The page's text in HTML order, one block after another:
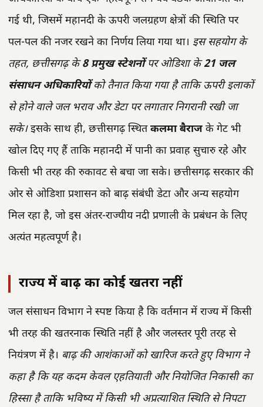
गई थी, जिसमें महानदी के ऊपरी जलग्रहण क्षेत्रों की स्थिति पर
पल-पल की नजर रखने का निर्णय लिया गया था। इस सहयोग के
तहत, छत्तीसगढ़ के8 प्रमुख स्टेशनोंपर ओडिशा के21 जल
संसाधन अधिकारियोंको तैनात किया गया है ताकि ऊपरी इलाकों
से होने वाले जल भराव और डेटा पर लगातार निगरानी रखी जा
सके।इसके साथ ही, छत्तीसगढ़ स्थितकलमा बैराज के गेट भी
खोल दिए गए हैं ताकि महानदी में पानी का प्रवाह सुचारु रहे और
किसी भी तरह की रुकावट से बचा जा सके। छत्तीसगढ़ सरकार की
ओर से ओडिशा प्रशासन को बाढ़ संबंधी डेटा और अन्य सहयोग
मिल रहा है, जो इस अंतर-राज्यीय नदी प्रणाली के प्रबंधन के लिए
अत्यंत महत्वपूर्ण है।
राज्य में बाढ़ का कोई खतरा नहीं
जल संसाधन विभाग ने स्पष्ट किया है कि वर्तमान में राज्य में किसी
भी तरह की खतरनाक स्थिति नहीं है और जलस्तर पूरी तरह से
नियंत्रण में है। बाढ़ की आशंकाओं को खारिज करते हुए विभाग ने
कहा है कि यह कदम केवल एहतियाती और नियोजित निकासी का
हिस्सा है ताकि भविष्य में किसी भी अप्रत्याशित स्थिति से निपटा